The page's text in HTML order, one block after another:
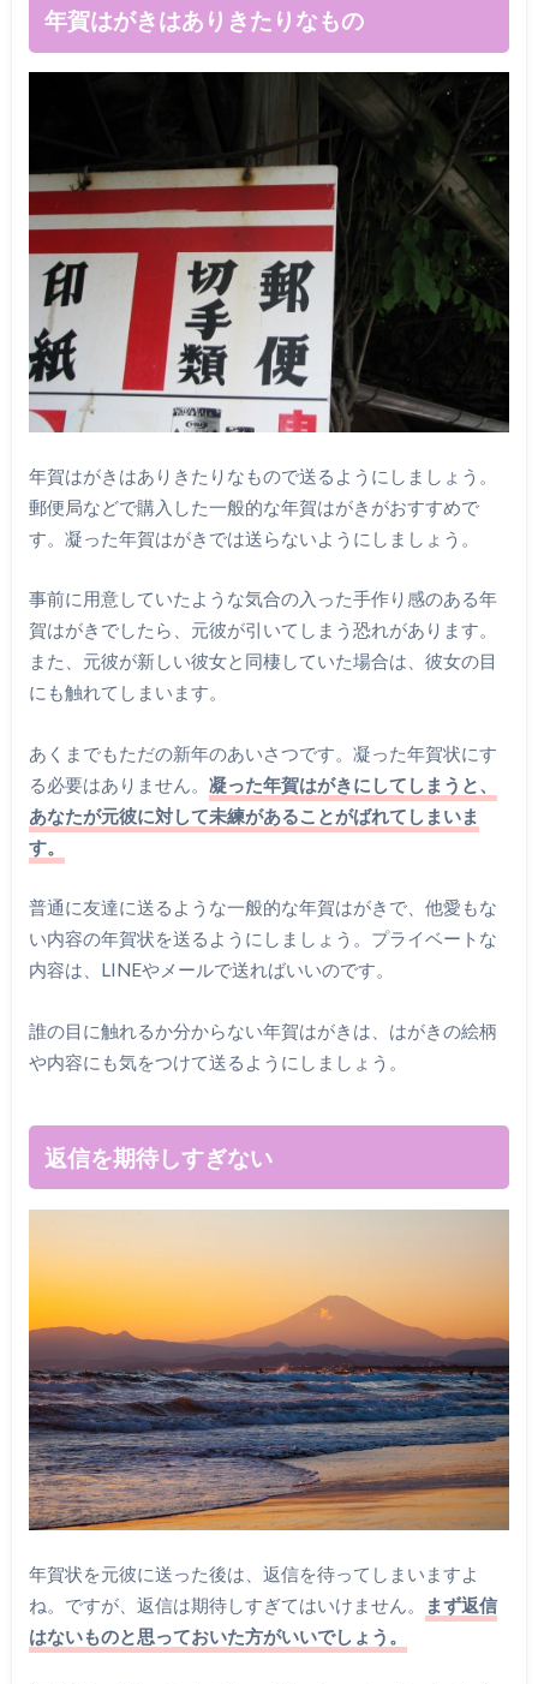
年賀はがきはありきたりなもの
年賀はがきはありきたりなもので送るようにしましょう。
郵便局などで購入した一般的な年賀はがきがおすすめで
す。凝った年賀はがきでは送らないようにしましょう。
事前に用意していたような気合の入った手作り感のある年
賀はがきでしたら、元彼が引いてしまう恐れがあります。
また、元彼が新しい彼女と同棲していた場合は、彼女の目
にも触れてしまいます。
あくまでもただの新年のあいさつです。凝った年賀状にす
る必要はありません。 凝った年賀はがきにしてしまうと、
あなたが元彼に対して未練があることがばれてしまいま
す。
普通に友達に送るような一般的な年賀はがきで、他愛もな
い内容の年賀状を送るようにしましょう。プライベートな
内容は、LINEやメールで送ればいいのです。
誰の目に触れるか分からない年賀はがきは、はがきの絵柄
や内容にも気をつけて送るようにしましょう。
返信を期待しすぎない
年賀状を元彼に送った後は、返信を待ってしまいますよ
ね。ですが、返信は期待しすぎてはいけません。
まず返信
はないものと思っておいた方がいいでしょう。